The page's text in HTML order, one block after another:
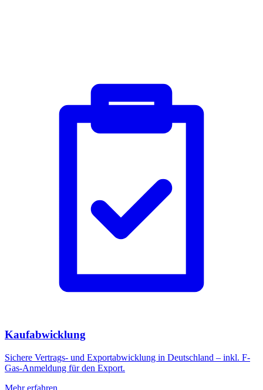
Kaufabwicklung
Sichere Vertrags- und Exportabwicklung in Deutschland – inkl. F-
Gas-Anmeldung für den Export.
Mehr erfahren